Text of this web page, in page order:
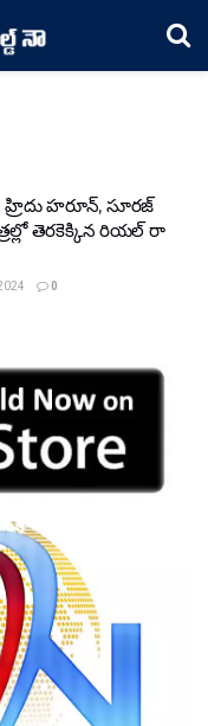
హ్రిదు హ‌రూన్‌, సూర‌జ్
తెర‌కెక్కిన‌ రియల్ రా
0